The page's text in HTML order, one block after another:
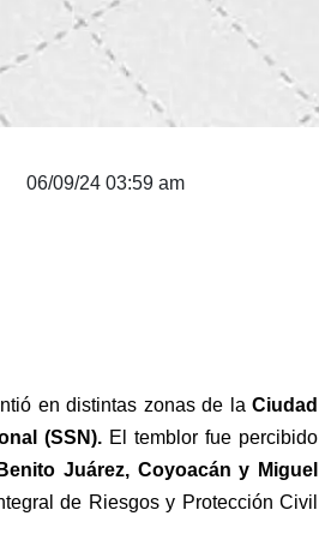
06/09/24 03:59 am
en distintas zonas de la Ciudad
(SSN). El temblor fue percibido
Juárez, Coyoacán y Miguel
de Riesgos y Protección Civil